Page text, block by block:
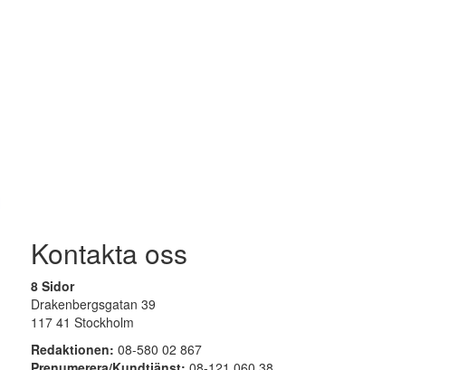
Kontakta oss
8 Sidor
Drakenbergsgatan 39
117 41 Stockholm
Redaktionen: 08-580 02 867